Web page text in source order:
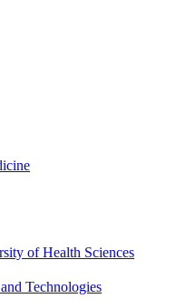
of Health Sciences
Technologies